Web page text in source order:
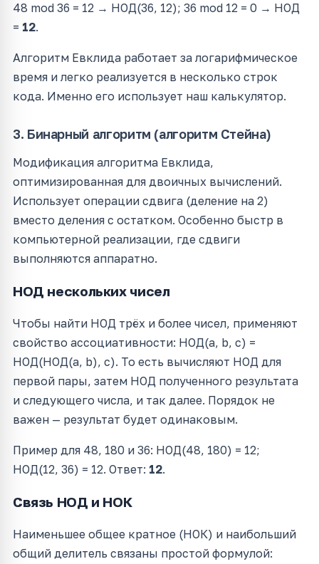
48 mod 36 = 12 → НОД(36, 12); 36 mod 12 = 0 → НОД
= 12.
Алгоритм Евклида работает за логарифмическое
время и легко реализуется в несколько строк
кода. Именно его использует наш калькулятор.
3. Бинарный алгоритм (алгоритм Стейна)
Модификация алгоритма Евклида,
оптимизированная для двоичных вычислений.
Использует операции сдвига (деление на 2)
вместо деления с остатком. Особенно быстр в
компьютерной реализации, где сдвиги
выполняются аппаратно.
НОД нескольких чисел
Чтобы найти НОД трёх и более чисел, применяют
свойство ассоциативности: НОД(a, b, c) =
НОД(НОД(a, b), c). То есть вычисляют НОД для
первой пары, затем НОД полученного результата
и следующего числа, и так далее. Порядок не
важен — результат будет одинаковым.
Пример для 48, 180 и 36: НОД(48, 180) = 12;
НОД(12, 36) = 12. Ответ: 12.
Связь НОД и НОК
Наименьшее общее кратное (НОК) и наибольший
общий делитель связаны простой формулой: